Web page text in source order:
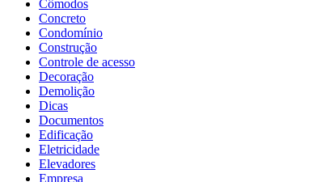
Cômodos
Concreto
Condomínio
Construção
Controle de acesso
Decoração
Demolição
Dicas
Documentos
Edificação
Eletricidade
Elevadores
Empresa